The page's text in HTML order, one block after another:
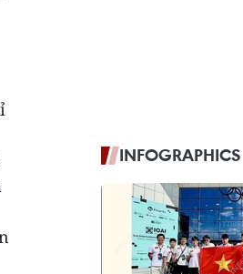
INFOGRAPHICS